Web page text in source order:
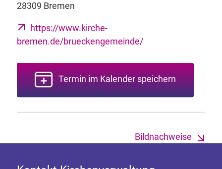
28309 Bremen
https://www.kirche-
bremen.de/brueckengemeinde/
Termin im Kalender speichern
Bildnachweise